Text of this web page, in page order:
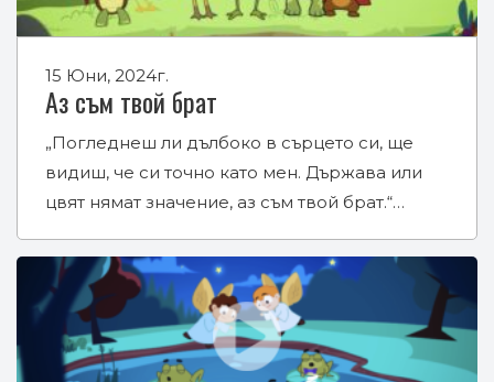
15 Юни, 2024г.
Аз съм твой брат
„Погледнеш ли дълбоко в сърцето си, ще
видиш, че си точно като мен. Държава или
цвят нямат значение, аз съм твой брат.“…